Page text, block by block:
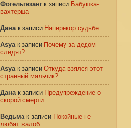
Фогельгезанг к записи Бабушка-
вахтерша
Данак записи Наперекор судьбе
Asyaк записи Почему за дедом
следят?
Asyaк записи Откуда взялся этот
странный мальчик?
Данак записи Предупреждение о
скорой смерти
Ведьмак записи Покойные не
любят жалоб